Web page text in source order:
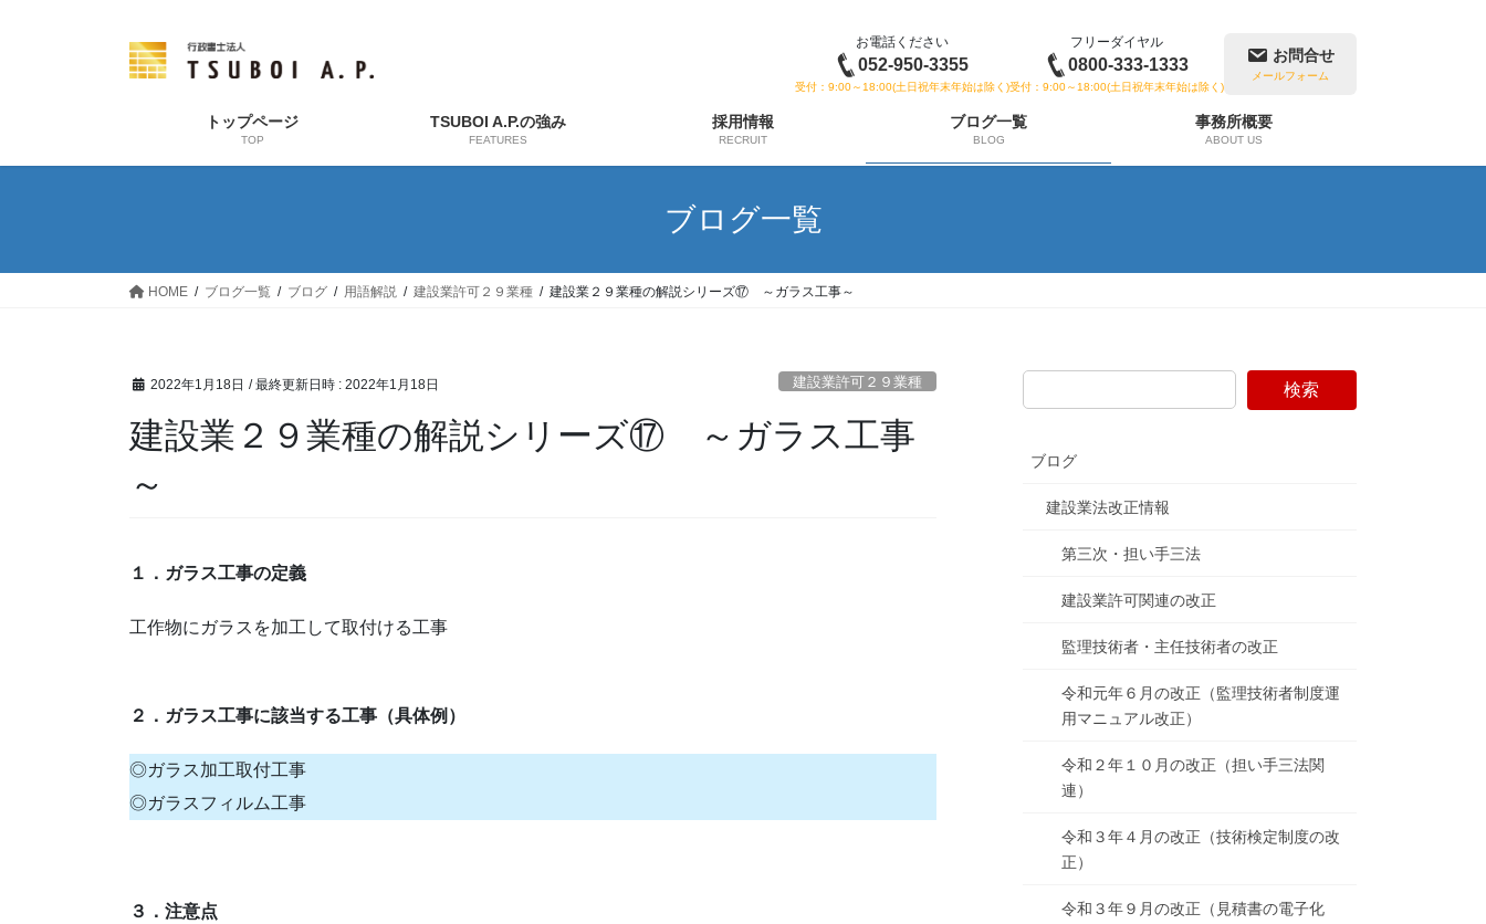
ス
ン
お電話ください
052-950-3355
受付：9:00～18:00(土日祝年末年始は除く)
フリーダイヤル
0800-333-1333
受付：9:00～18:00(土日祝年末年始は除く)
お問合せ
メールフォーム
トップページ
TOP
TSUBOI A.P.の強み
FEATURES
採用情報
RECRUIT
ブログ一覧
BLOG
事務所概要
ABOUT US
ブログ一覧
HOME ブログ一覧 ブログ 用語解説 建設業許可２９業種 建設業２９業種の解説シリーズ⑰ ～ガラス工事～
2022年1月18日 / 最終更新日時 : 2022年1月18日 建設業許可２９業種
建設業２９業種の解説シリーズ⑰ ～ガラス工事
～
１．ガラス工事の定義
工作物にガラスを加工して取付ける工事
２．ガラス工事に該当する工事（具体例）
◎ガラス加工取付工事
◎ガラスフィルム工事
３．注意点
検索
ブログ
建設業法改正情報
第三次・担い手三法
建設業許可関連の改正
監理技術者・主任技術者の改正
令和元年６月の改正（監理技術者制度運
用マニュアル改正）
令和２年１０月の改正（担い手三法関
連）
令和３年４月の改正（技術検定制度の改
正）
令和３年９月の改正（見積書の電子化